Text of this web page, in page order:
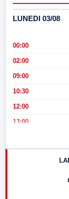
LUNEDI 03/08
00:00
02:00
09:00
10:30
12:00
13:00